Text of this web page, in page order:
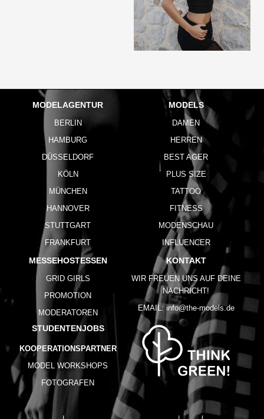
MODELAGENTUR
BERLIN
HAMBURG
DÜSSELDORF
KÖLN
MÜNCHEN
HANNOVER
STUTTGART
FRANKFURT
MODELS
DAMEN
HERREN
BEST AGER
PLUS SIZE
TATTOO
FITNESS
MODENSCHAU
INFLUENCER
MESSEHOSTESSEN
GRID GIRLS
PROMOTION
MODERATOREN
STUDENTENJOBS
KOOPERATIONSPARTNER
MODEL WORKSHOPS
FOTOGRAFEN
KONTAKT
WIR FREUEN UNS AUF DEINE
NACHRICHT!
EMAIL: info@the-models.de